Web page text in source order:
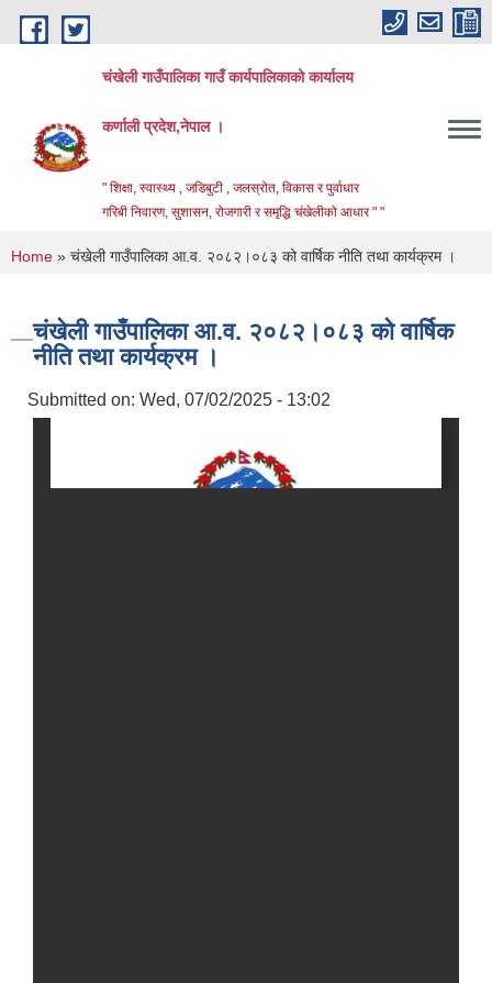
Skip to main content
चंखेली गाउँपालिका गाउँ कार्यपालिकाको कार्यालय
कर्णाली प्रदेश,नेपाल ।
" शिक्षा, स्वास्थ्य , जडिबुटी , जलस्रोत, विकास र पुर्वाधार
गरिबी निवारण, सुशासन, रोजगारी र समृद्धि चंखेलीको आधार " "
You are here
Home » चंखेली गाउँपालिका आ.व. २०८२।०८३ को वार्षिक नीति तथा कार्यक्रम ।
चंखेली गाउँपालिका आ.व. २०८२।०८३ को वार्षिक
नीति तथा कार्यक्रम ।
Submitted on: Wed, 07/02/2025 - 13:02